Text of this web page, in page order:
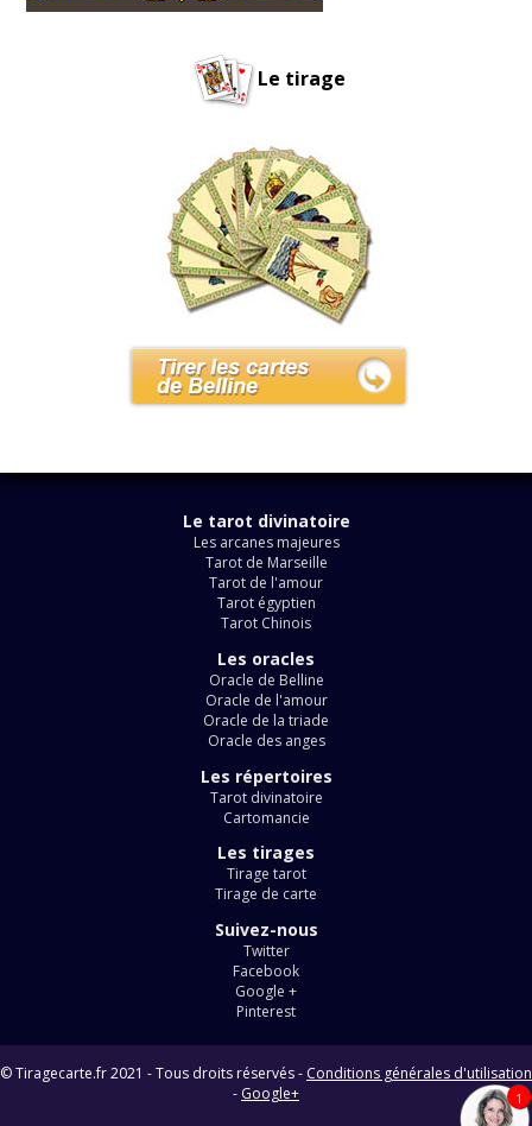
Le tirage
Le tarot divinatoire
Les arcanes majeures
Tarot de Marseille
Tarot de l'amour
Tarot égyptien
Tarot Chinois
Les oracles
Oracle de Belline
Oracle de l'amour
Oracle de la triade
Oracle des anges
Les répertoires
Tarot divinatoire
Cartomancie
Les tirages
Tirage tarot
Tirage de carte
Suivez-nous
Twitter
Facebook
Google +
Pinterest
© Tiragecarte.fr 2021 - Tous droits réservés - Conditions générales d'utilisation
- Google+ 1